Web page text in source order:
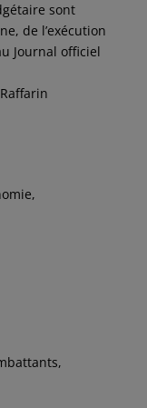
sont
de l’exécution
Journal officiel